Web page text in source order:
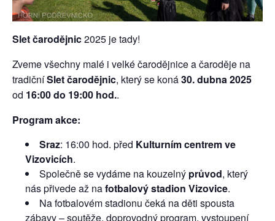
Slet čarodějnic2025 je tady!
Zveme všechny malé i velké čarodějnice a čaroděje na
tradičníSlet čarodějnic, který se koná30. dubna 2025
od 16:00 do 19:00 hod..
Program akce:
Sraz: 16:00 hod. před Kulturním centrem ve
Vizovicích.
Společně se vydáme na kouzelný průvod, který
nás přivede až nafotbalový stadion Vizovice.
Na fotbalovém stadionu čeká na děti spousta
zábavy – soutěže, doprovodný program, vystoupení